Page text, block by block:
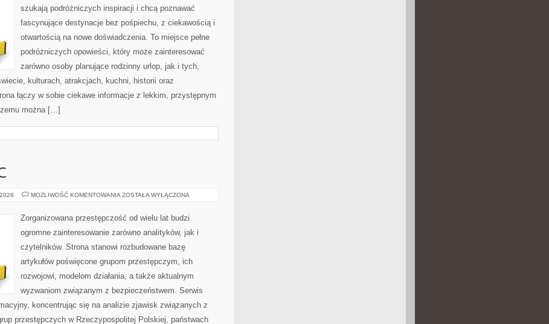
szukają podróżniczych inspiracji i chcą poznawać
fascynujące destynacje bez pośpiechu, z ciekawością i
otwartością na nowe doświadczenia. To miejsce pełne
podróżniczych opowieści, który może zainteresować
zarówno osoby planujące rodzinny urlop, jak i tych,
kulturach, atrakcjach, kuchni, historii oraz
łączy w sobie ciekawe informacje z lekkim, przystępnym
można […]
MOŻLIWOŚĆ KOMENTOWANIA BROŃ
ZOSTAŁA WYŁĄCZONA
Zorganizowana przestępczość od wielu lat budzi
ogromne zainteresowanie zarówno analityków, jak i
czytelników. Strona stanowi rozbudowane bazę
artykułów poświęcone grupom przestępczym, ich
rozwojowi, modelom działania, a także aktualnym
wyzwaniom związanym z bezpieczeństwem. Serwis
koncentrując się na analizie zjawisk związanych z
przestępczych w Rzeczypospolitej Polskiej, państwach